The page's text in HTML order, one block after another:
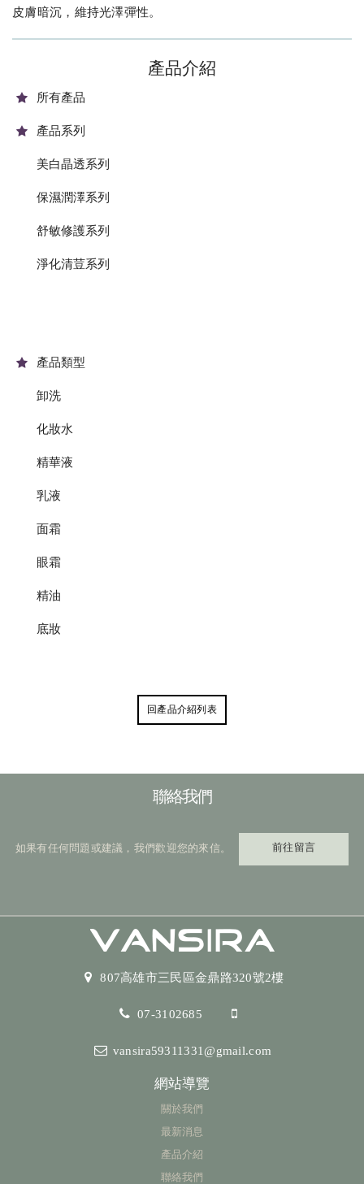
皮膚暗沉，維持光澤彈性。
產品介紹
所有產品
產品系列
美白晶透系列
保濕潤澤系列
舒敏修護系列
淨化清荳系列
產品類型
卸洗
化妝水
精華液
乳液
面霜
眼霜
精油
底妝
回產品介紹列表
聯絡我們
如果有任何問題或建議，我們歡迎您的來信。 前往留言
807高雄市三民區金鼎路320號2樓
07-3102685
vansira59311331@gmail.com
網站導覽
關於我們
最新消息
產品介紹
聯絡我們